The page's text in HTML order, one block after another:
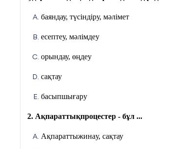
баяндау, түсіндіру, мәлімет
есептеу, мәлімдеу
орындау, өңдеу
сақтау
басыпшығару
2. Ақпараттықпроцестер - бұл ...
Ақпараттыжинау, сақтау